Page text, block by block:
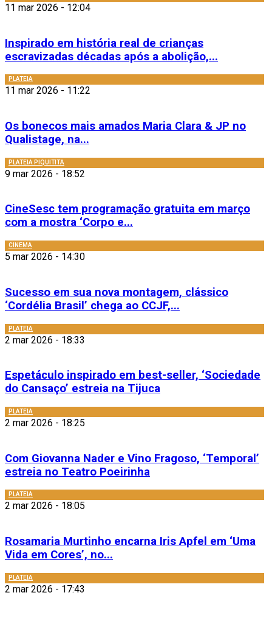
11 mar 2026 - 12:04
Inspirado em história real de crianças
escravizadas décadas após a abolição,...
PLATEIA
11 mar 2026 - 11:22
Os bonecos mais amados Maria Clara & JP no
Qualistage, na...
PLATEIA PIQUITITA
9 mar 2026 - 18:52
CineSesc tem programação gratuita em março
com a mostra ‘Corpo e...
CINEMA
5 mar 2026 - 14:30
Sucesso em sua nova montagem, clássico
‘Cordélia Brasil’ chega ao CCJF,...
PLATEIA
2 mar 2026 - 18:33
Espetáculo inspirado em best-seller, ‘Sociedade
do Cansaço’ estreia na Tijuca
PLATEIA
2 mar 2026 - 18:25
Com Giovanna Nader e Vino Fragoso, ‘Temporal’
estreia no Teatro Poeirinha
PLATEIA
2 mar 2026 - 18:05
Rosamaria Murtinho encarna Iris Apfel em ‘Uma
Vida em Cores’, no...
PLATEIA
2 mar 2026 - 17:43